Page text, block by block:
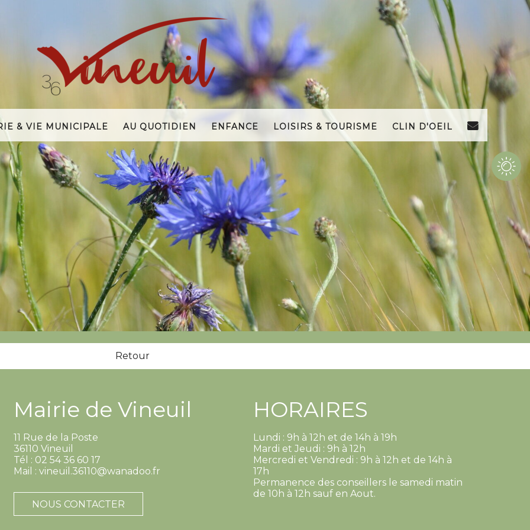
& Vie Municipale Au Quotidien Enfance Loisirs & Tourisme Clin d'Oeil
Retour
Mairie de Vineuil
11 Rue de la Poste
36110 Vineuil
Tél : 02 54 36 60 17
Mail : vineuil.36110@wanadoo.fr
NOUS CONTACTER
HORAIRES
Lundi : 9h à 12h et de 14h à 19h
Mardi et Jeudi : 9h à 12h
Mercredi et Vendredi : 9h à 12h et de 14h à
17h
Permanence des conseillers le samedi matin
de 10h à 12h sauf en Aout.